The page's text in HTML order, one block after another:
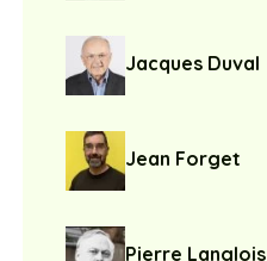
Jacques Duval
Jean Forget
Pierre Langlois